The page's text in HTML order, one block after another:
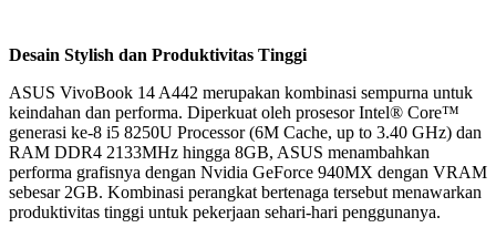
Desain Stylish dan Produktivitas Tinggi
ASUS VivoBook 14 A442 merupakan kombinasi sempurna untuk
keindahan dan performa. Diperkuat oleh prosesor Intel® Core™
generasi ke-8 i5 8250U Processor (6M Cache, up to 3.40 GHz) dan
RAM DDR4 2133MHz hingga 8GB, ASUS menambahkan
performa grafisnya dengan Nvidia GeForce 940MX dengan VRAM
sebesar 2GB. Kombinasi perangkat bertenaga tersebut menawarkan
produktivitas tinggi untuk pekerjaan sehari-hari penggunanya.